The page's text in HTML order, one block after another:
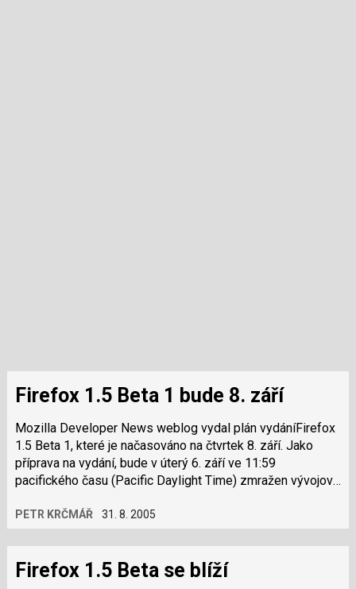
Firefox 1.5 Beta 1 bude 8. září
Mozilla Developer News weblog vydal plán vydáníFirefox
1.5 Beta 1, které je načasováno na čtvrtek 8. září. Jako
příprava na vydání, bude v úterý 6. září ve 11:59
pacifického času (Pacific Daylight Time) zmražen vývojový
PETR KRČMÁŘ 31. 8. 2005
Firefox 1.5 Beta se blíží